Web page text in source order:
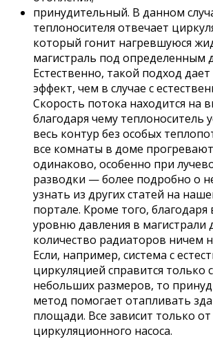
принудительный. В данном
теплоносителя отвечает
который гонит нагревшуюся
магистраль под определенным
Естественно, такой подход
эффект, чем в случае с
Скорость потока находится на
благодаря чему теплоноситель
весь контур без особых
все комнаты в доме
одинаково, особенно при
разводки — более подробно о
узнать из других статей на
портале. Кроме того,
уровню давления в магистрали
количество радиаторов ничем
Если, например, система с
циркуляцией справится только
небольших размеров, то
метод помогает отапливать
площади. Все зависит только
циркуляционного насоса.